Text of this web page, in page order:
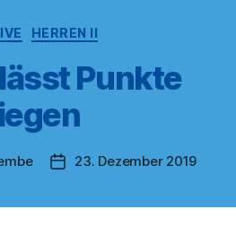
Kategorien
HERREN II
Punkte
Veröffentlichungsdatum
23. Dezember 2019